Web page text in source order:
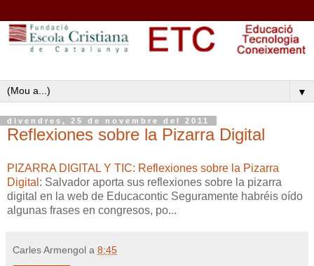
▼
divendres, 25 de novembre del 2011
Reflexiones sobre la Pizarra Digital
PIZARRA DIGITAL Y TIC: Reflexiones sobre la Pizarra
Digital : Salvador aporta sus reflexiones sobre la pizarra
digital en la web de Educacontic Seguramente habréis oído
algunas frases en congresos, po...
Carles Armengol a 8:45